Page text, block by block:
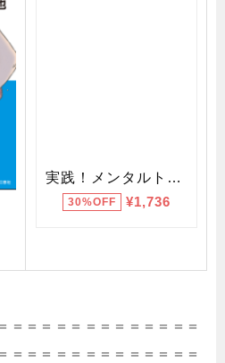
＝＝＝＝＝＝＝＝＝＝＝＝＝
＝＝＝＝＝＝＝＝＝＝＝＝＝